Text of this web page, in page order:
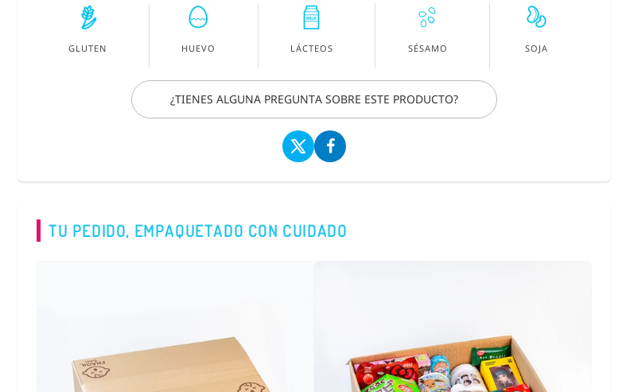
GLUTEN HUEVO LÁCTEOS SÉSAMO SOJA
¿TIENES ALGUNA PREGUNTA SOBRE ESTE PRODUCTO?
TU PEDIDO, EMPAQUETADO CON CUIDADO